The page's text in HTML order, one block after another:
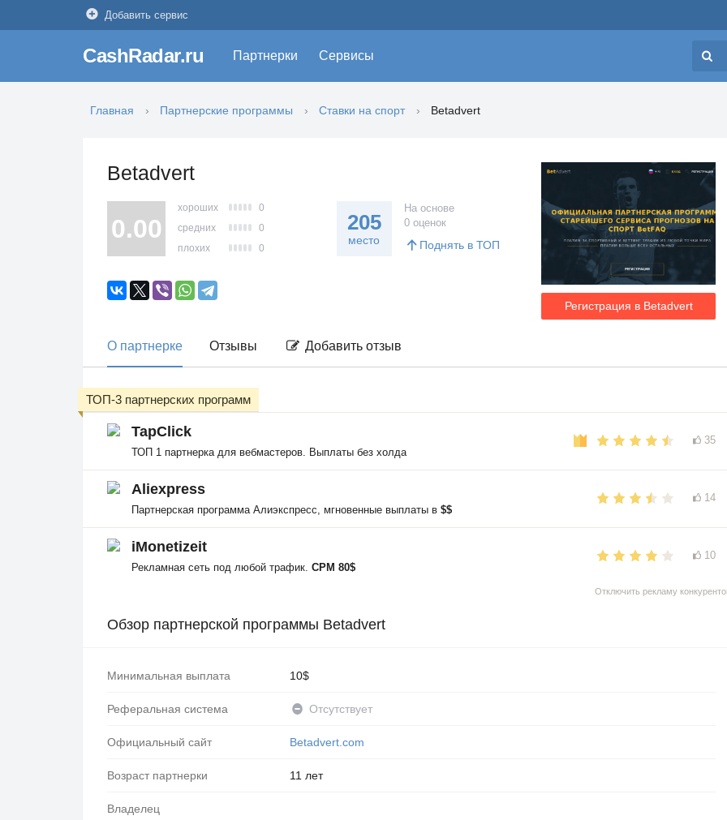
Добавить сервис
CashRadar.ru Партнерки Сервисы
Главная Партнерские программы Ставки на спорт Betadvert
Betadvert
Регистрация в Betadvert
0.00
хороших
0
средних
0
плохих
0
205
место
На основе
0 оценок
Поднять в ТОП
О партнерке Отзывы Добавить отзыв
TapClick
ТОП 1 партнерка для вебмастеров. Выплаты без холда
35
ТОП-3 партнерских программ
Aliexpress
Партнерская программа Алиэкспресс, мгновенные выплаты в $$
14
iMonetizeit
Рекламная сеть под любой трафик. CPM 80$
10
Отключить рекламу
Обзор партнерской программы Betadvert
Минимальная выплата 10$
Реферальная система Отсутствует
Официальный сайт Betadvert.com
Возраст партнерки 11 лет
Владелец